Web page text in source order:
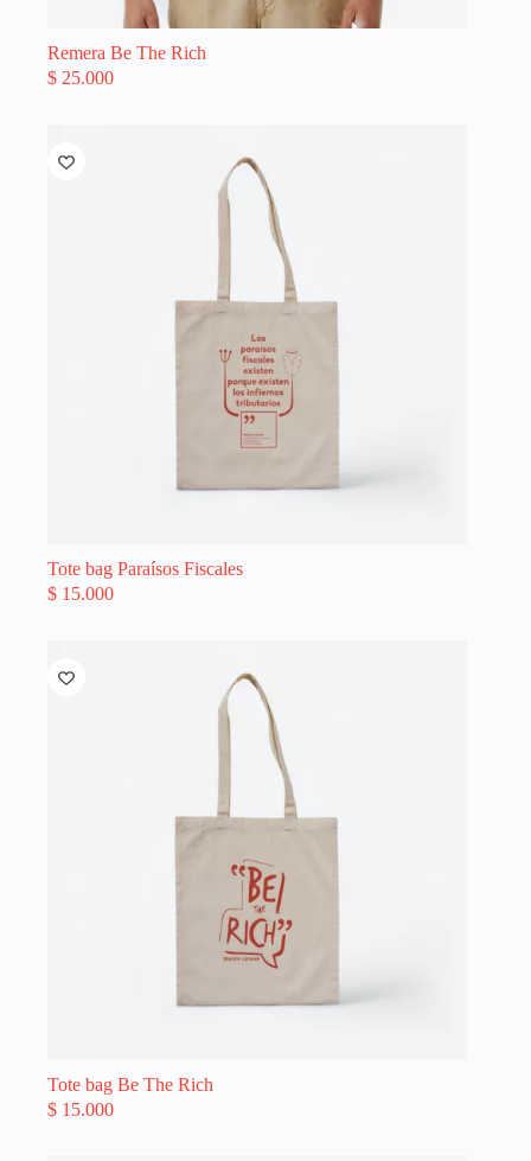
Remera Be The Rich
$ 25.000
Tote bag Paraísos Fiscales
$ 15.000
Tote bag Be The Rich
$ 15.000